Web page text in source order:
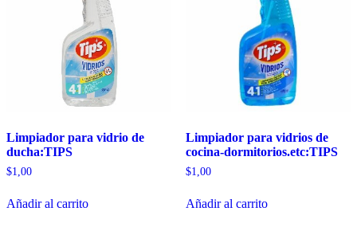
Limpiador para vidrio de
ducha:TIPS
$1,00
Añadir al carrito
Limpiador para vidrios de
cocina-dormitorios.etc:TIPS
$1,00
Añadir al carrito